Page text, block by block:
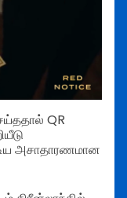
QR
அசாதாரணமான